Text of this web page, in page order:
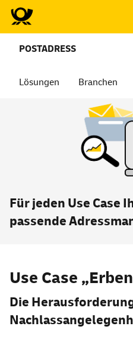
POSTADRESS
Lösungen Branchen
Für jeden Use Case
passende
Use Case
Die